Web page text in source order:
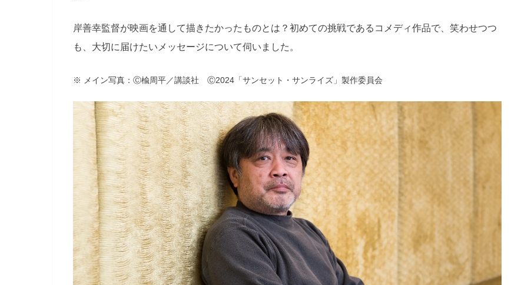
岸善幸監督が映画を通して描きたかったものとは？初めての挑戦であるコメディ作品で、笑わせつつ
も、大切に届けたいメッセージについて伺いました。
※ メイン写真：Ⓒ楡周平／講談社 Ⓒ2024「サンセット・サンライズ」製作委員会